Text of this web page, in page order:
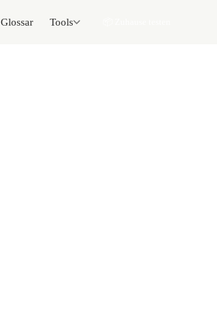
Glossar Tools